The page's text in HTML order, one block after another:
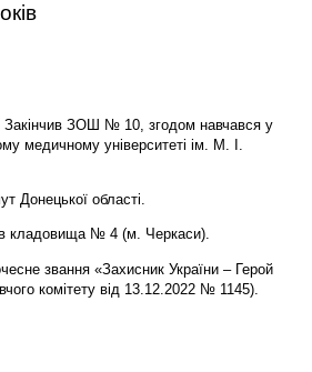
ЗОШ № 10, згодом навчався у
медичному університеті ім. М. І.
Донецької області.
кладовища № 4 (м. Черкаси).
звання «Захисник України – Герой
комітету від 13.12.2022 № 1145).